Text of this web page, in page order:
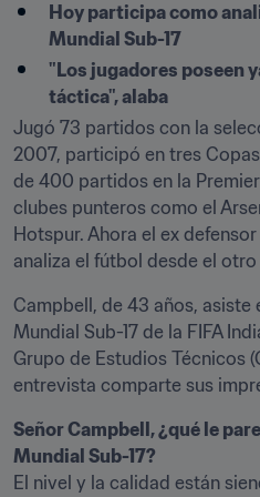
Hoy participa como
Mundial Sub-17
"Los jugadores poseen
táctica", alaba
Jugó 73 partidos con la
2007, participó en tres
de 400 partidos en la
clubes punteros como el
Hotspur. Ahora el ex
analiza el fútbol desde el
Campbell, de 43 años, asiste
Mundial Sub-17 de la FIFA
Grupo de Estudios Técnicos
entrevista comparte sus
Señor Campbell, ¿qué le
Mundial Sub-17?
El nivel y la calidad están